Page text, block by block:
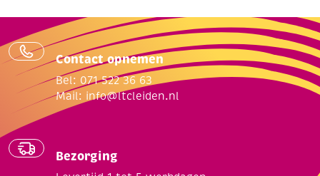
Contact opnemen
Bel: 071 522 36 63
Mail: info@ltcleiden.nl
Bezorging